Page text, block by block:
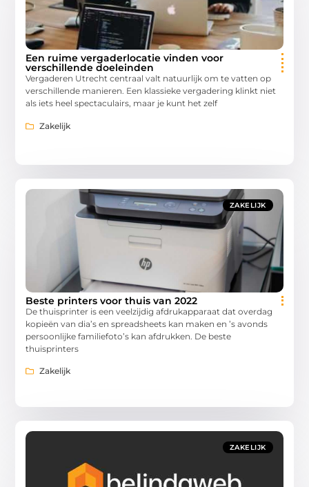
Een ruime vergaderlocatie vinden voor
verschillende doeleinden
Vergaderen Utrecht centraal valt natuurlijk om te vatten op
verschillende manieren. Een klassieke vergadering klinkt niet
als iets heel spectaculairs, maar je kunt het zelf
Zakelijk
ZAKELIJK
Beste printers voor thuis van 2022
De thuisprinter is een veelzijdig afdrukapparaat dat overdag
kopieën van dia’s en spreadsheets kan maken en ’s avonds
persoonlijke familiefoto’s kan afdrukken. De beste
thuisprinters
Zakelijk
ZAKELIJK